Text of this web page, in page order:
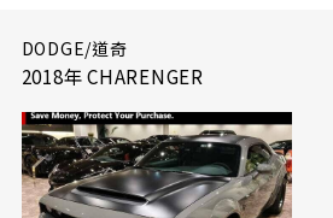
DODGE/道奇
2018年 CHARENGER